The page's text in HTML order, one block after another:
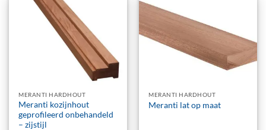
MERANTI HARDHOUT
Meranti kozijnhout
geprofileerd onbehandeld
– zijstijl
MERANTI HARDHOUT
Meranti lat op maat